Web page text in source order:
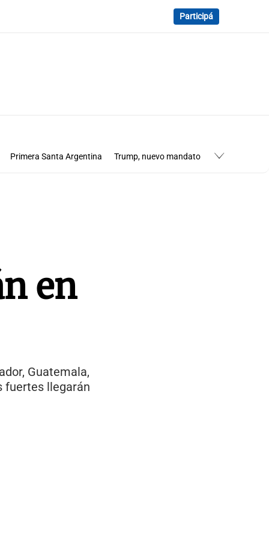
Participá
Primera Santa Argentina
Trump, nuevo mandato
en
Guatemala,
fuertes llegarán